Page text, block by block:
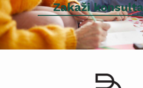
Zakaži